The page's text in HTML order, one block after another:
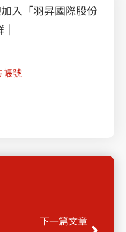
入「羽昇國際股份
帳號
下一篇文章Next